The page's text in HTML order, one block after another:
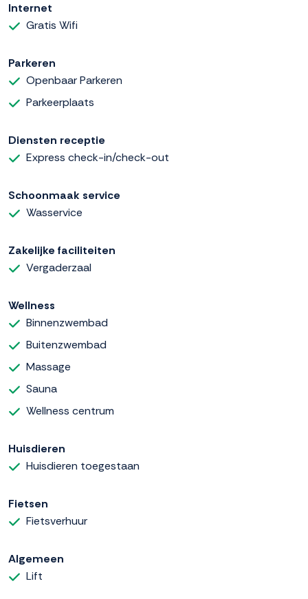
Internet
Gratis Wifi
Parkeren
Openbaar Parkeren
Parkeerplaats
Diensten receptie
Express check-in/check-out
Schoonmaak service
Wasservice
Zakelijke faciliteiten
Vergaderzaal
Wellness
Binnenzwembad
Buitenzwembad
Massage
Sauna
Wellness centrum
Huisdieren
Huisdieren toegestaan
Fietsen
Fietsverhuur
Algemeen
Lift